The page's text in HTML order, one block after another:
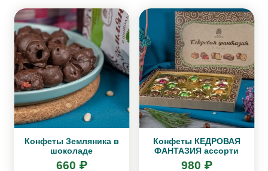
Конфеты Земляника в
шоколаде
660 ₽
Конфеты КЕДРОВАЯ
ФАНТАЗИЯ ассорти
980 ₽